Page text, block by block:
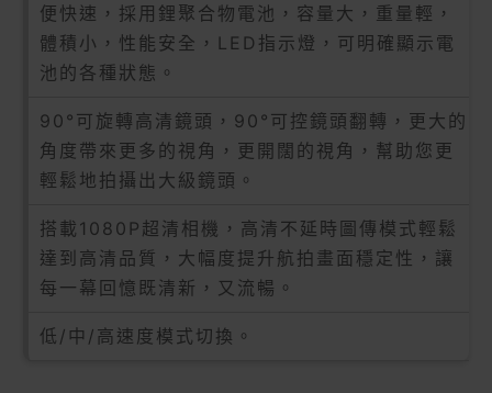
便快速，採用鋰聚合物電池，容量大，重量輕，
體積小，性能安全，LED指示燈，可明確顯示電
池的各種狀態。
90°可旋轉高清鏡頭，90°可控鏡頭翻轉，更大的
角度帶來更多的視角，更開闊的視角，幫助您更
輕鬆地拍攝出大級鏡頭。
搭載1080P超清相機，高清不延時圖傳模式輕鬆
達到高清品質，大幅度提升航拍畫面穩定性，讓
每一幕回憶既清新，又流暢。
低/中/高速度模式切換。